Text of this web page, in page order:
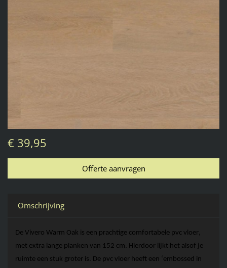
€ 39,95
Omschrijving
De Vivero Warm Oak is een prachtige comfortabele pvc vloer,
met extra lange planken van 152 cm. Hierdoor lijkt het alsof je
ruimte een stuk groter is. De pvc vloer heeft een ‘embossed in